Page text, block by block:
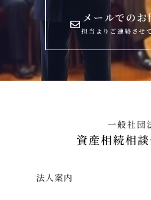
メールでの
担当よりご連絡させ
一般社団
資産相続相
法人案内